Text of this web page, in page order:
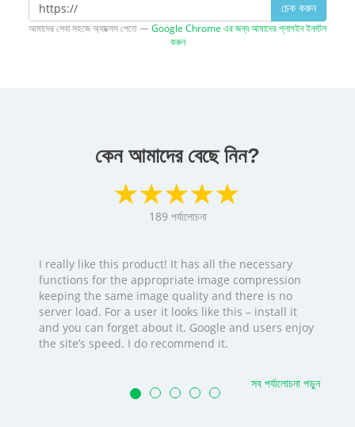
চেক করুন
আমাদের সেবা সহজে অ্যাক্সেস পেতে —Google Chrome এর জন্য আমাদের প্লাগইন ইনস্টল
করুন
কেন আমাদের বেছে নিন?
189 পর্যালোচনা
I really like this product! It has all the necessary
functions for the appropriate image compression
keeping the same image quality and there is no
server load. For a user it looks like this – install it
and you can forget about it. Google and users enjoy
the site’s speed. I do recommend it.
সব পর্যালোচনা পড়ুন